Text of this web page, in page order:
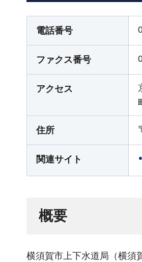
電話番号
ファクス番号
アクセス
住所
関連サイト
概要
横須賀市上下水道局（横須